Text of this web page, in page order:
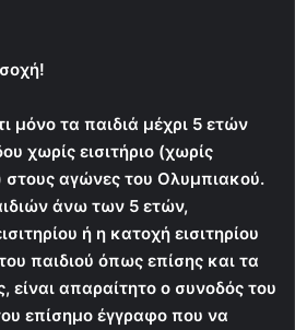
μόνο τα παιδιά μέχρι 5 ετών
χωρίς εισιτήριο (χωρίς
αγώνες του Ολυμπιακού.
άνω των 5 ετών,
ή η κατοχή εισιτηρίου
παιδιού όπως επίσης και τα
είναι απαραίτητο ο συνοδός του
επίσημο έγγραφο που να